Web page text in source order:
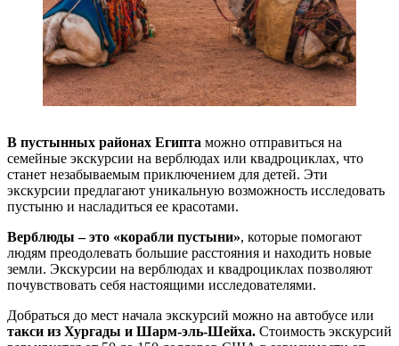
В пустынных районах Египта можно отправиться на
семейные экскурсии на верблюдах или квадроциклах, что
станет незабываемым приключением для детей. Эти
экскурсии предлагают уникальную возможность исследовать
пустыню и насладиться ее красотами.
Верблюды – это «корабли пустыни», которые помогают
людям преодолевать большие расстояния и находить новые
земли. Экскурсии на верблюдах и квадроциклах позволяют
почувствовать себя настоящими исследователями.
Добраться до мест начала экскурсий можно на автобусе или
такси из Хургады и Шарм-эль-Шейха. Стоимость экскурсий